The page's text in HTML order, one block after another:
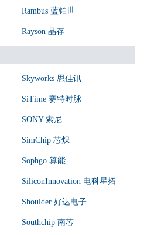
Rambus 蓝铂世
Rayson 晶存
Skyworks 思佳讯
SiTime 赛特时脉
SONY 索尼
SimChip 芯炽
Sophgo 算能
SiliconInnovation 电科星拓
Shoulder 好达电子
Southchip 南芯